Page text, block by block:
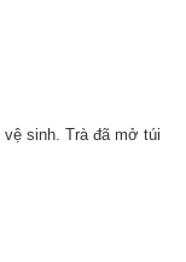
sinh. Trà đã mở túi